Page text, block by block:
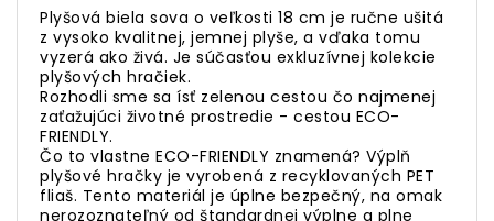
Plyšová biela sova o veľkosti 18 cm je ručne ušitá
z vysoko kvalitnej, jemnej plyše, a vďaka tomu
vyzerá ako živá. Je súčasťou exkluzívnej kolekcie
plyšových hračiek.
Rozhodli sme sa ísť zelenou cestou čo najmenej
zaťažujúci životné prostredie - cestou ECO-
FRIENDLY.
Čo to vlastne ECO-FRIENDLY znamená? Výplň
plyšové hračky je vyrobená z recyklovaných PET
fliaš. Tento materiál je úplne bezpečný, na omak
nerozoznateľný od štandardnej výplne a plne